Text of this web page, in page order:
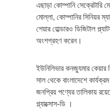
এছাড়া কোম্পানি সেক্রেটারি
মোল্লা, কোম্পানির সিনিয়র
শেয়ার হোল্ডারও ডিজিটাল
অংশগ্রহণ করেন।
ইউনিলিভার কনজ্যুমার
সাল থেকে বাংলাদেশে
জনপ্রিয় পণ্যের তালিকায়
গ্ল্যাক্সোস-ডি ।